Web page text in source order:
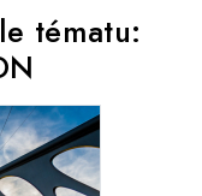
tématu: